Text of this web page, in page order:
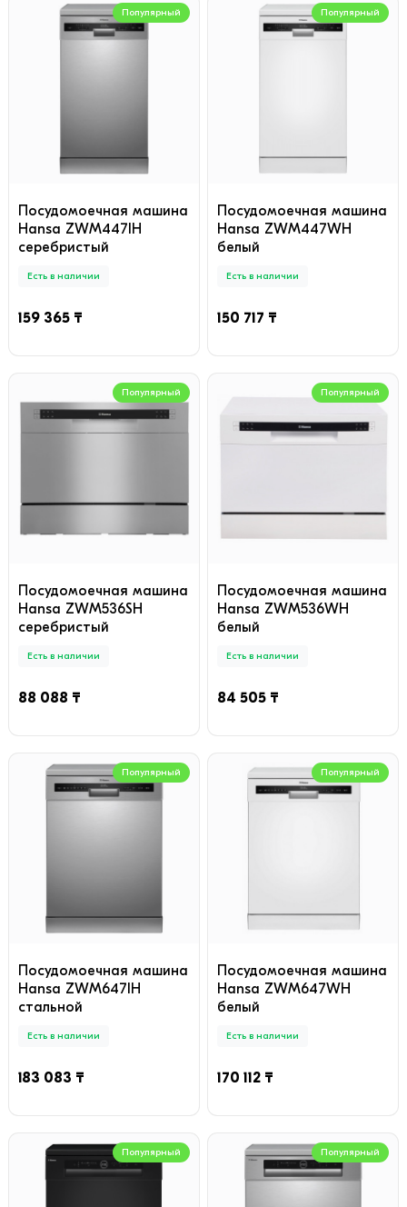
Популярный
Посудомоечная машина
Hansa ZWM447IH
серебристый
Есть в наличии
159 365 ₸
Популярный
Посудомоечная машина
Hansa ZWM447WH
белый
Есть в наличии
150 717 ₸
Популярный
Посудомоечная машина
Hansa ZWM536SH
серебристый
Есть в наличии
88 088 ₸
Популярный
Посудомоечная машина
Hansa ZWM536WH
белый
Есть в наличии
84 505 ₸
Популярный
Посудомоечная машина
Hansa ZWM647IH
стальной
Есть в наличии
183 083 ₸
Популярный
Посудомоечная машина
Hansa ZWM647WH
белый
Есть в наличии
170 112 ₸
Популярный Популярный